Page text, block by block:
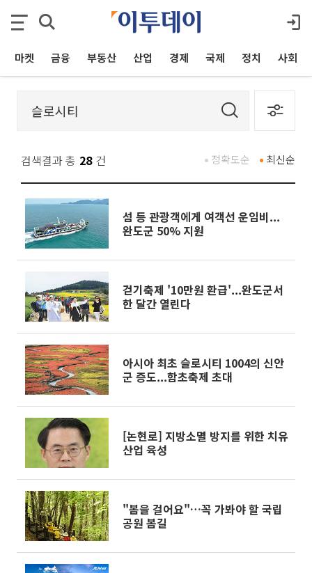
마켓 금융 부동산 산업 경제 국제 정치 사회
검색결과 총 28 건 최신순
정확도순
섬 등 관광객에게 여객선 운임비...
완도군 50% 지원
걷기축제 '10만원 환급'...완도군서
한 달간 열린다
아시아 최초 슬로시티 1004의 신안
군 증도...함초축제 초대
[논현로] 지방소멸 방지를 위한 치유
산업 육성
"봄을 걸어요"…꼭 가봐야 할 국립
공원 봄길